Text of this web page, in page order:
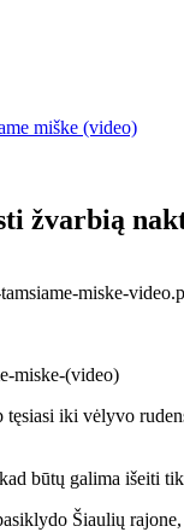
miške (video)
žvarbią
iki vėlyvo
būtų galima
Šiaulių